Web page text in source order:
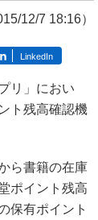
12/7 18:16）
LinkedIn
リ」におい
ト残高確認機
ら書籍の在庫
ポイント残高
保有ポイント